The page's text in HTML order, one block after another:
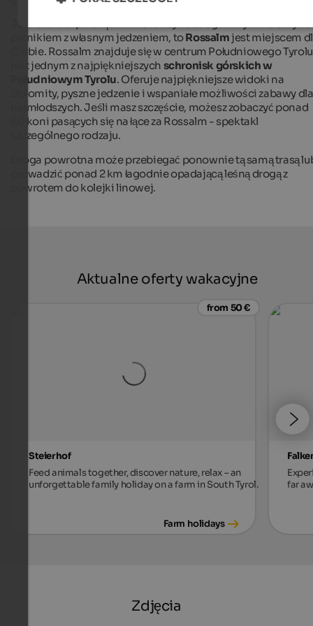
piknikiem z własnym jedzeniem, toRossalmjest miejscem
Ciebie. Rossalm znajduje się w centrum Południowego
jest jednym z najpiękniejszych schronisk górskich w
Południowym Tyrolu. Oferuje najpiękniejsze widoki na
Dolomity, pyszne jedzenie i wspaniałe możliwości zabawy dla
najmłodszych. Jeśli masz szczęście, możesz zobaczyć ponad
60 koni pasących się na łące za Rossalm - spektakl
szczególnego rodzaju.
Droga powrotna może przebiegać ponownie tą samą trasą
prowadzić ponad 2 km łagodnie opadającą leśną drogą z
powrotem do kolejki linowej.
Aktualne oferty wakacyjne
from 50 €
Steierhof
Feed animals together, discover nature, relax – an
unforgettable family holiday on a farm in South Tyrol.
Farm holidays
far
Zdjęcia